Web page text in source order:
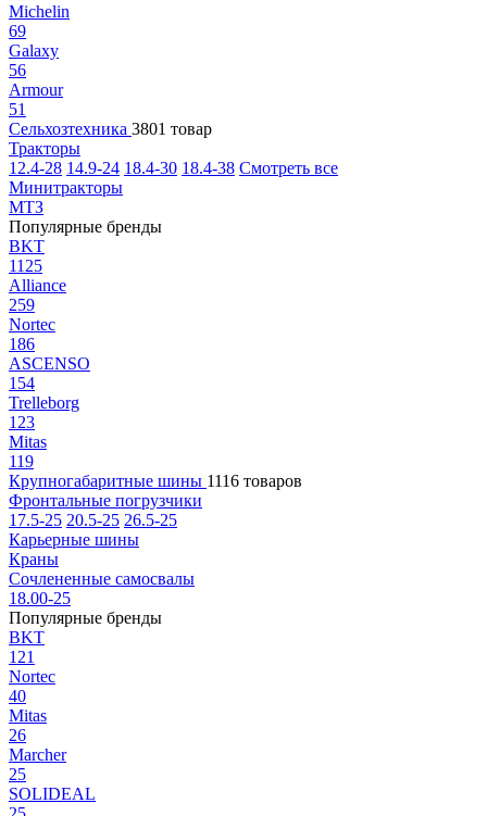
Michelin
69
Galaxy
56
Armour
51
Сельхозтехника 3801 товар
Тракторы
12.4-28 14.9-24 18.4-30 18.4-38 Смотреть все
Минитракторы
МТЗ
Популярные бренды
BKT
1125
Alliance
259
Nortec
186
ASCENSO
154
Trelleborg
123
Mitas
119
Крупногабаритные шины 1116 товаров
Фронтальные погрузчики
17.5-25 20.5-25 26.5-25
Карьерные шины
Краны
Сочлененные самосвалы
18.00-25
Популярные бренды
BKT
121
Nortec
40
Mitas
26
Marcher
25
SOLIDEAL